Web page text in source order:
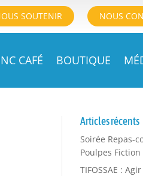
SOUTENIR NOUS
CAFÉ BOUTIQUE
Articles récents
Soirée Repas-
Poulpes Fiction
TIFOSSAE :